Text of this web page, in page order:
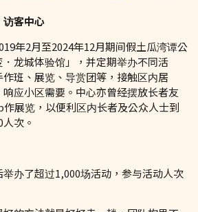
访客中心
年2月至2024年12月期间假土瓜湾谭公
龙城体验馆」，并定期举办不同活
班、展览、导赏团等，接触区内居
应小区需要。中心亦曾经摆放长者友
展览，以便利区内长者及公众人士到
次。
办了超过1,000场活动，参与活动人次